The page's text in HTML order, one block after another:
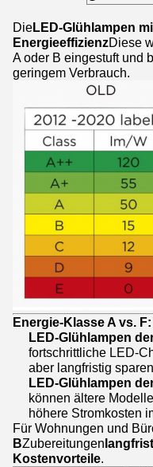
DieLED-Glühlampen
EnergieeffizienzDiese
A oder B eingestuft und
geringem Verbrauch.
Energie-Klasse A vs.
LED-Glühlampen
fortschrittliche LED-
aber langfristig
LED-Glühlampen
können ältere
höhere Stromkosten
Für Wohnungen und
BZubereitungen
Kostenvorteile.